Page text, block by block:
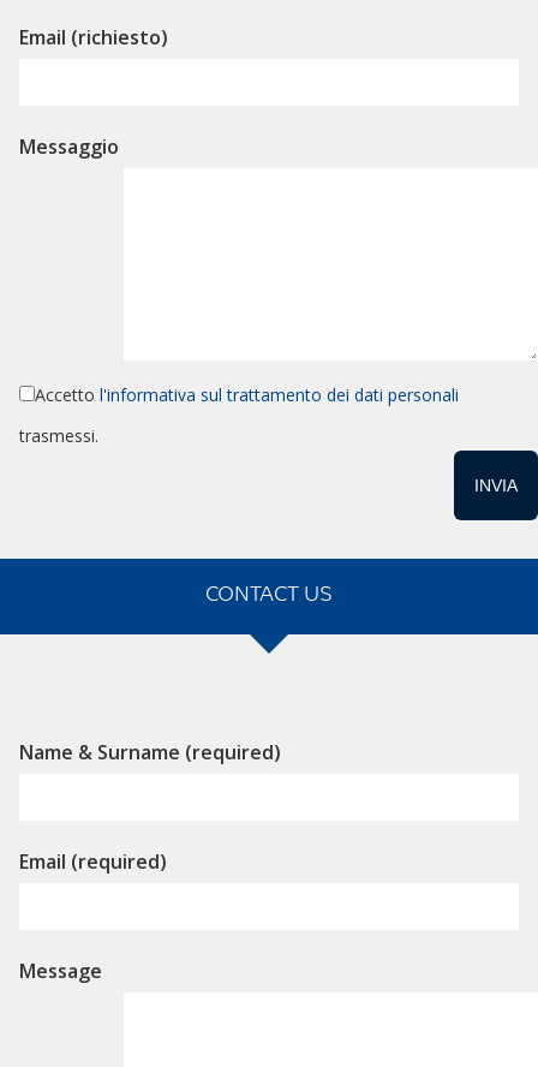
Email (richiesto)
Messaggio
Accetto l'informativa sul trattamento dei dati personali
trasmessi.
CONTACT US
Name & Surname (required)
Email (required)
Message
Alternative: